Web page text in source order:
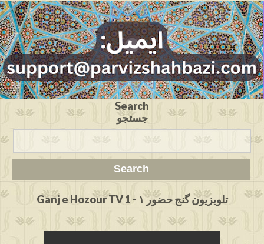
Search
جستجو
Ganj e Hozour TV 1 - تلویزیون گنج حضور ۱